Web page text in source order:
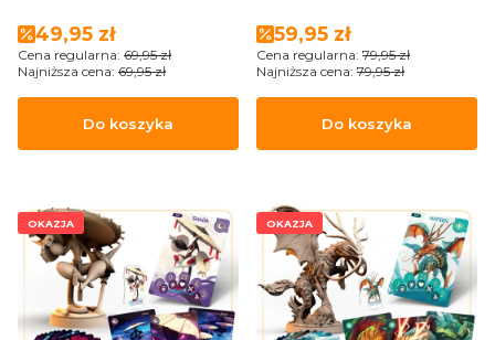
Cena promocyjna
49,95 zł
Cena regularna: 69,95 zł
Najniższa cena: 69,95 zł
Do koszyka
Cena promocyjna
59,95 zł
Cena regularna: 79,95 zł
Najniższa cena: 79,95 zł
Do koszyka
OKAZJA OKAZJA